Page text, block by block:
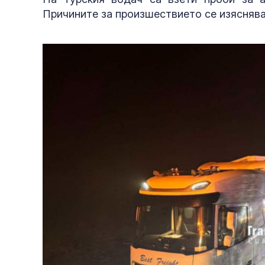
Причините за произшествието се